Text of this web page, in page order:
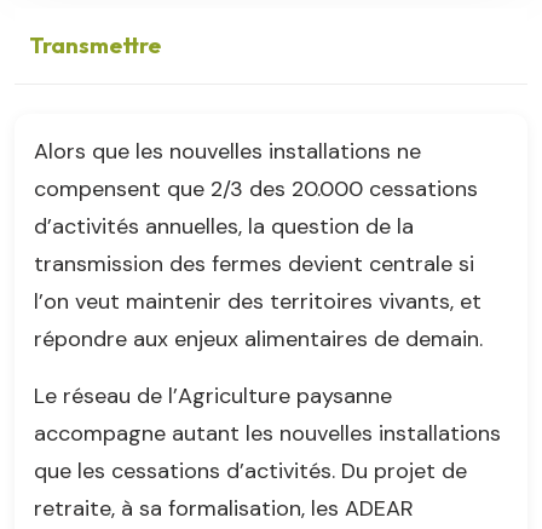
Transmettre
Alors que les nouvelles installations ne
compensent que 2/3 des 20.000 cessations
d’activités annuelles, la question de la
transmission des fermes devient centrale si
l’on veut maintenir des territoires vivants, et
répondre aux enjeux alimentaires de demain.
Le réseau de l’Agriculture paysanne
accompagne autant les nouvelles installations
que les cessations d’activités. Du projet de
retraite, à sa formalisation, les ADEAR